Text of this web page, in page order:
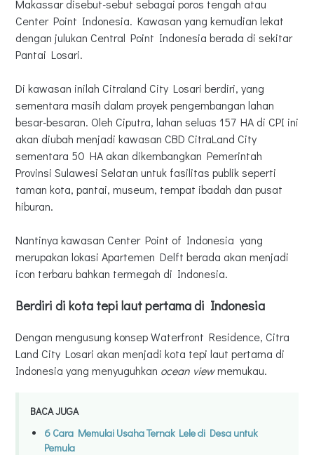
Makassar disebut-sebut sebagai poros tengah atau
Center Point Indonesia. Kawasan yang kemudian lekat
dengan julukan Central Point Indonesia berada di sekitar
Pantai Losari.
Di kawasan inilah Citraland City Losari berdiri, yang
sementara masih dalam proyek pengembangan lahan
besar-besaran. Oleh Ciputra, lahan seluas 157 HA di CPI ini
akan diubah menjadi kawasan CBD CitraLand City
sementara 50 HA akan dikembangkan Pemerintah
Provinsi Sulawesi Selatan untuk fasilitas publik seperti
taman kota, pantai, museum, tempat ibadah dan pusat
hiburan.
Nantinya kawasan Center Point of Indonesia yang
merupakan lokasi Apartemen Delft berada akan menjadi
icon terbaru bahkan termegah di Indonesia.
Berdiri di kota tepi laut pertama di Indonesia
Dengan mengusung konsep Waterfront Residence, Citra
Land City Losari akan menjadi kota tepi laut pertama di
Indonesia yang menyuguhkan ocean viewmemukau.
BACA JUGA
6 Cara Memulai Usaha Ternak Lele di Desa untuk
Pemula